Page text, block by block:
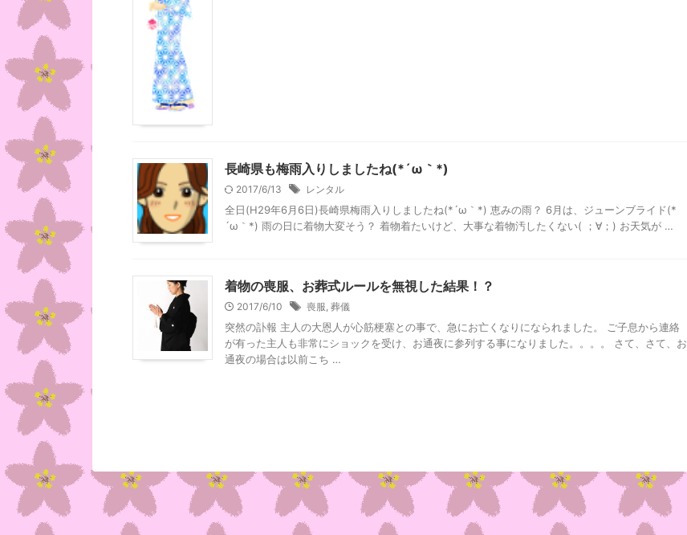
長崎県も梅雨入りしましたね(*´ω｀*)
2017/6/13 レンタル
全日(H29年6月6日)長崎県梅雨入りしましたね(*´ω｀*) 恵みの雨？ 6月は、ジューンブライド(*
´ω｀*) 雨の日に着物大変そう？ 着物着たいけど、大事な着物汚したくない( ；∀；) お天気が …
着物の喪服、お葬式ルールを無視した結果！？
2017/6/10 喪服 葬儀
突然の訃報 主人の大恩人が心筋梗塞との事で、急にお亡くなりになられました。 ご子息から連絡
が有った主人も非常にショックを受け、お通夜に参列する事になりました。。。。 さて、さて、お
通夜の場合は以前こち …